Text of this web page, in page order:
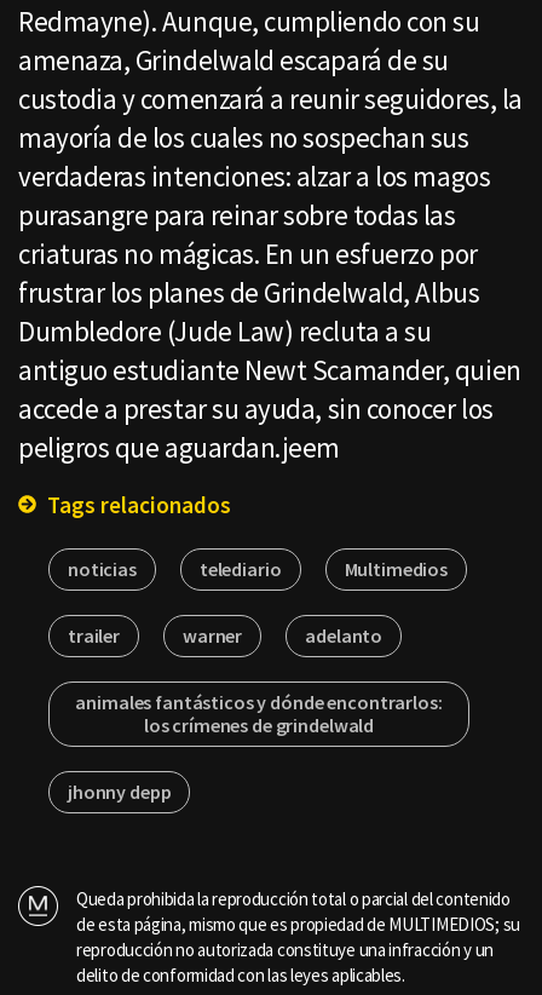
Redmayne). Aunque, cumpliendo con su
amenaza, Grindelwald escapará de su
custodia y comenzará a reunir seguidores, la
mayoría de los cuales no sospechan sus
verdaderas intenciones: alzar a los magos
purasangre para reinar sobre todas las
criaturas no mágicas. En un esfuerzo por
frustrar los planes de Grindelwald, Albus
Dumbledore (Jude Law) recluta a su
antiguo estudiante Newt Scamander, quien
accede a prestar su ayuda, sin conocer los
peligros que aguardan.jeem
Tags relacionados
noticias telediario Multimedios
trailer warner adelanto
animales fantásticos y dónde encontrarlos:
los crímenes de grindelwald
jhonny depp
Queda prohibida la reproducción total o parcial del contenido
de esta página, mismo que es propiedad de MULTIMEDIOS; su
reproducción no autorizada constituye una infracción y un
delito de conformidad con las leyes aplicables.